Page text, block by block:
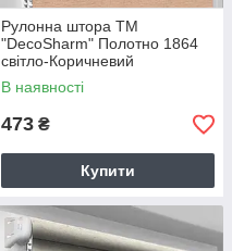
Рулонна штора TM
"DecoSharm" Полотно 1864
світло-Коричневий
В наявності
473 ₴
Купити